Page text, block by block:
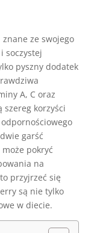
ze swojego
soczystej
pyszny dodatek
A, C oraz
szereg korzyści
garść
pokryć
na
przyjrzeć się
są nie tylko
w diecie.